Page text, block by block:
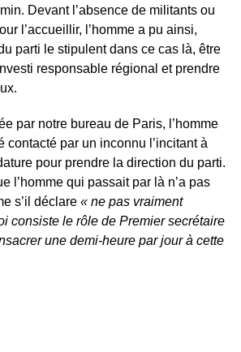
Devant l’absence de militants ou
l’accueillir, l’homme a pu ainsi,
parti le stipulent dans ce cas là, être
responsable régional et prendre
par notre bureau de Paris, l’homme
contacté par un inconnu l’incitant à
pour prendre la direction du parti.
l’homme qui passait par là n’a pas
s’il déclare« ne pas vraiment
consiste le rôle de Premier secrétaire
une demi-heure par jour à cette